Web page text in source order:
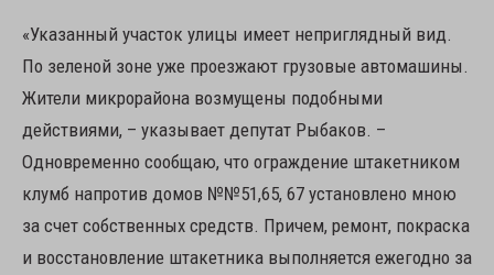
«Указанный участок улицы имеет неприглядный вид.
По зеленой зоне уже проезжают грузовые автомашины.
Жители микрорайона возмущены подобными
действиями, – указывает депутат Рыбаков. –
Одновременно сообщаю, что ограждение штакетником
клумб напротив домов №№51,65, 67 установлено мною
за счет собственных средств. Причем, ремонт, покраска
и восстановление штакетника выполняется ежегодно за